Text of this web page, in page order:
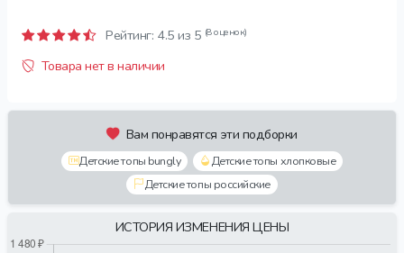
Рейтинг: 4.5 из 5 (8 оценок)
Товара нет в наличии
Вам понравятся эти подборки
Детские топы bungly
Детские топы хлопковые
Детские топы российские
ИСТОРИЯ ИЗМЕНЕНИЯ ЦЕНЫ